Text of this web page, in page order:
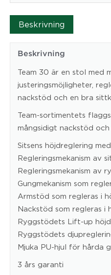
Beskrivning
Beskrivning
Team 30 är en stol med
justeringsmöjligheter,
nackstöd och en bra
Team-sortimentets
mångsidigt nackstöd
Sitsens höjdreglering
Regleringsmekanism av
Regleringsmekanism av
Gungmekanism som
Armstöd som regleras i
Nackstöd som regleras i
Ryggstödets Lift-up
Ryggstödets
Mjuka PU-hjul för hårda
3 års garanti